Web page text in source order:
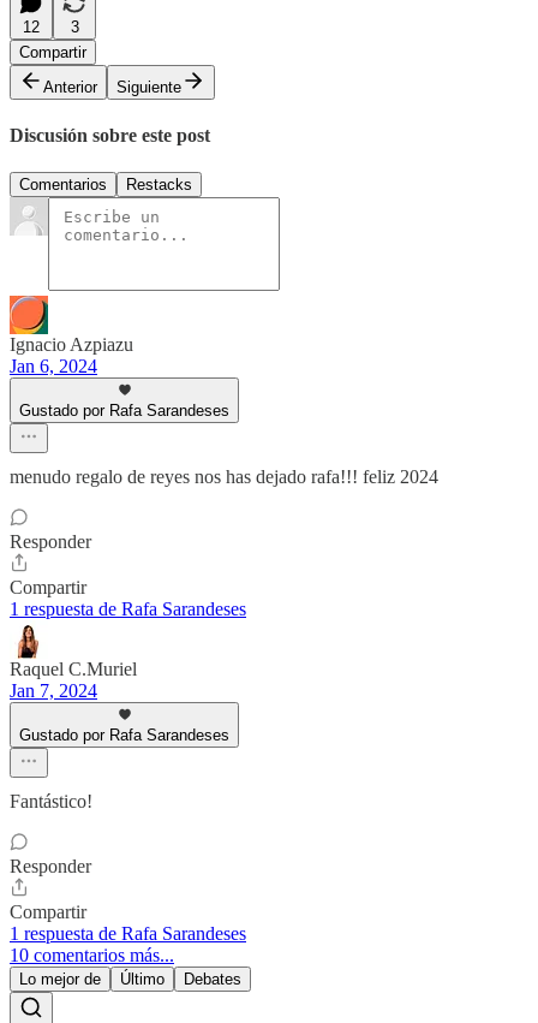
12
3
Compartir
Anterior
Siguiente
Discusión sobre este post
Comentarios Restacks
Ignacio Azpiazu
Jan 6, 2024
Gustado por Rafa Sarandeses
menudo regalo de reyes nos has dejado rafa!!! feliz 2024
Responder
Compartir
1 respuesta de Rafa Sarandeses
Raquel C.Muriel
Jan 7, 2024
Gustado por Rafa Sarandeses
Fantástico!
Responder
Compartir
1 respuesta de Rafa Sarandeses
10 comentarios más...
Lo mejor de Último Debates